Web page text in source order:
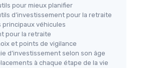
pour mieux planifier
d’investissement pour la retraite
principaux véhicules
pour la retraite
et points de vigilance
d’investissement selon son âge
à chaque étape de la vie